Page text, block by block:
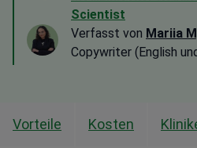
Scientist
Verfasst von Mariia
Copywriter (English
Vorteile Kosten